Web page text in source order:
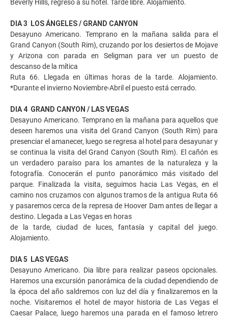
Beverly Hills, regreso a su hotel. Tarde libre. Alojamiento.
DIA 3 LOS ÁNGELES / GRAND CANYON
Desayuno Americano. Temprano en la mañana salida para el
Grand Canyon (South Rim), cruzando por los desiertos de Mojave
y Arizona con parada en Seligman para ver un puesto de
descanso de la mítica
Ruta 66. Llegada en últimas horas de la tarde. Alojamiento.
*Durante el invierno Noviembre-Abril el puesto está cerrado.
DIA 4 GRAND CANYON / LAS VEGAS
Desayuno Americano. Temprano en la mañana para aquellos que
deseen haremos una visita del Grand Canyon (South Rim) para
presenciar el amanecer, luego se regresa al hotel para desayunar y
se continua la visita del Grand Canyon (South Rim). El cañón es
un verdadero paraíso para los amantes de la naturaleza y la
fotografía. Conocerán el punto panorámico más visitado del
parque. Finalizada la visita, seguimos hacia Las Vegas, en el
camino nos cruzamos con algunos tramos de la antigua Ruta 66
y pasaremos cerca de la represa de Hoover Dam antes de llegar a
destino. Llegada a Las Vegas en horas
de la tarde, ciudad de luces, fantasía y capital del juego.
Alojamiento.
DIA 5 LAS VEGAS
Desayuno Americano. Dia libre para realizar paseos opcionales.
Haremos una excursión panorámica de la ciudad dependiendo de
la época del año saldremos con luz del día y finalizaremos en la
noche. Visitaremos el hotel de mayor historia de Las Vegas el
Caesar Palace, luego haremos una parada en el famoso letrero